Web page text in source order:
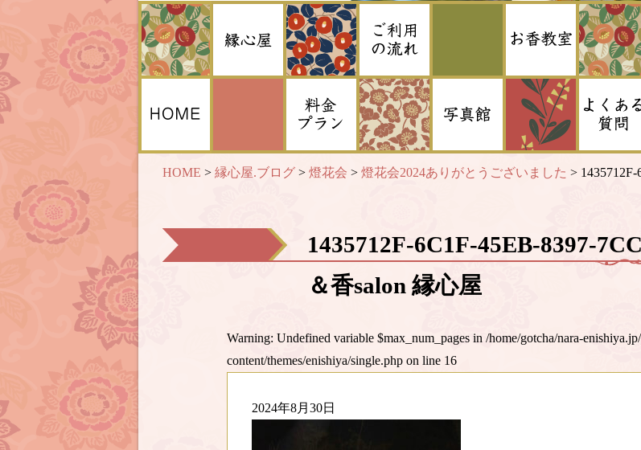
HOME > 縁心屋.ブログ > 燈花会 > 燈花会2024ありがとうございました >
1435712F-6C1F-45EB-8397-
＆香salon 縁心屋
Warning: Undefined variable $max_num_pages in /home/gotcha/nara-
content/themes/enishiya/single.php on line 16
2024年8月30日